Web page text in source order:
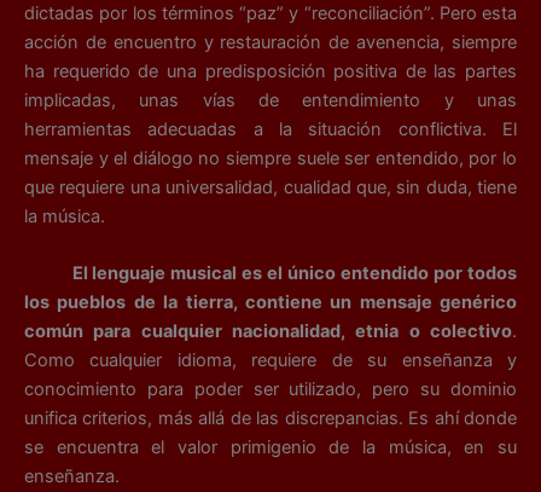
dictadas por los términos “paz” y “reconciliación”. Pero esta
acción de encuentro y restauración de avenencia, siempre
ha requerido de una predisposición positiva de las partes
implicadas, unas vías de entendimiento y unas
herramientas adecuadas a la situación conflictiva. El
mensaje y el diálogo no siempre suele ser entendido, por lo
que requiere una universalidad, cualidad que, sin duda, tiene
la música.
El lenguaje musical es el único entendido por todos
los pueblos de la tierra, contiene un mensaje genérico
común para cualquier nacionalidad, etnia o colectivo.
Como cualquier idioma, requiere de su enseñanza y
conocimiento para poder ser utilizado, pero su dominio
unifica criterios, más allá de las discrepancias. Es ahí donde
se encuentra el valor primigenio de la música, en su
enseñanza.